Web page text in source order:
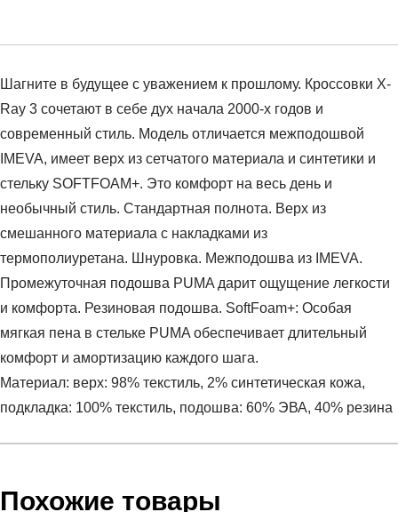
Шагните в будущее с уважением к прошлому. Кроссовки X-
Ray 3 сочетают в себе дух начала 2000-х годов и
современный стиль. Модель отличается межподошвой
IMEVA, имеет верх из сетчатого материала и синтетики и
стельку SOFTFOAM+. Это комфорт на весь день и
необычный стиль. Стандартная полнота. Верх из
смешанного материала с накладками из
термополиуретана. Шнуровка. Межподошва из IMEVA.
Промежуточная подошва PUMA дарит ощущение легкости
и комфорта. Резиновая подошва. SoftFoam+: Особая
мягкая пена в стельке PUMA обеспечивает длительный
комфорт и амортизацию каждого шага.
Материал: верх: 98% текстиль, 2% синтетическая кожа,
подкладка: 100% текстиль, подошва: 60% ЭВА, 40% резина
Пол:унисекс
Заказ берется в работу только после оплаты счета.
Похожие товары